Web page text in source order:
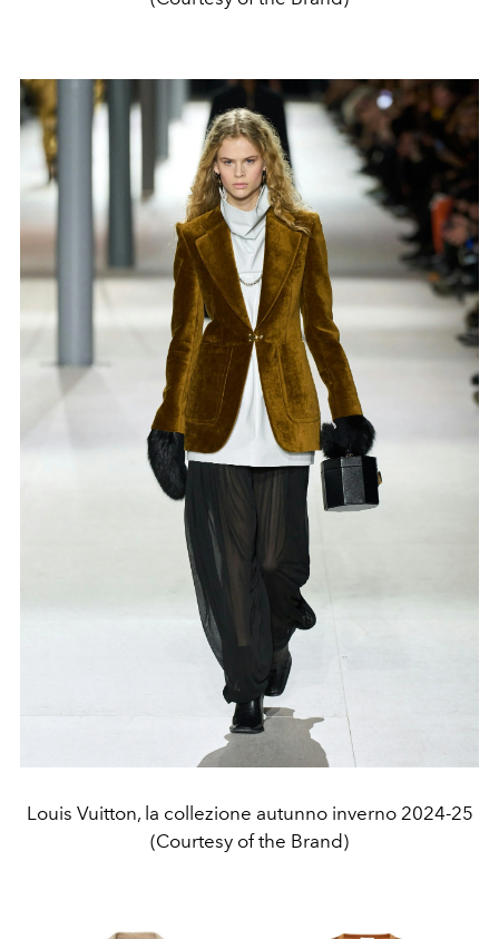
Louis Vuitton, la collezione autunno inverno 2024-25
(Courtesy of the Brand)